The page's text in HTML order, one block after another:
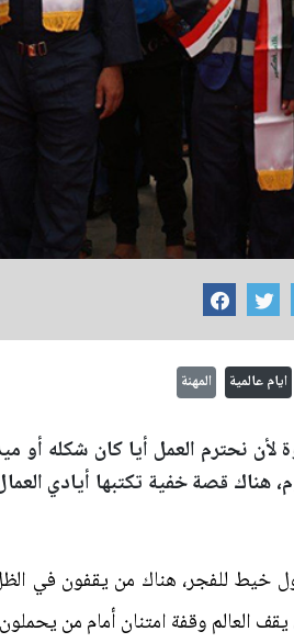
ايام عالمية المهنة
نحترم العمل أيا كان شكله أو
قصة خفية تكتبها أيادي
خيط للفجر، هناك من يقفون في
العالم وقفة امتنان أمام من